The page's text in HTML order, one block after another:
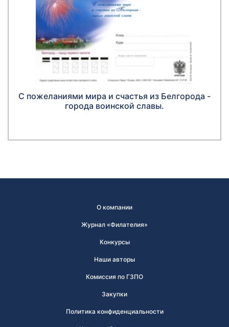
С пожеланиями мира и счастья из Белгорода -
города воинской славы.
О компании
Журнал «Филателия»
Конкурсы
Наши авторы
Комиссия по ГЗПО
Закупки
Политика конфиденциальности